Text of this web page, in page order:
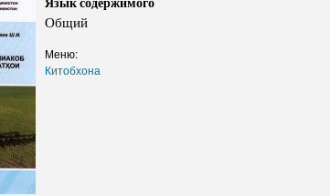
Структура
Общий
Меню:
Китобхона